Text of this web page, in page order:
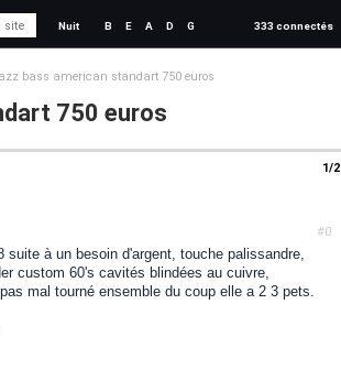
Nuit B E A D G 333 connectés
bass american standart 750 euros
750 euros
1/2
#0
à un besoin d'argent, touche palissandre,
custom 60's cavités blindées au cuivre,
mal tourné ensemble du coup elle a 2 3 pets.